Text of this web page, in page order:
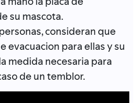
su mascota.
consideran que
evacuacion para ellas y su
medida necesaria para
de un temblor.